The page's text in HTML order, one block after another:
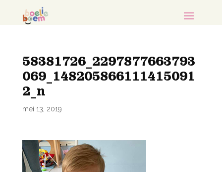
58381726_2297877663793
069_148205866111415091
2_n
mei 13, 2019